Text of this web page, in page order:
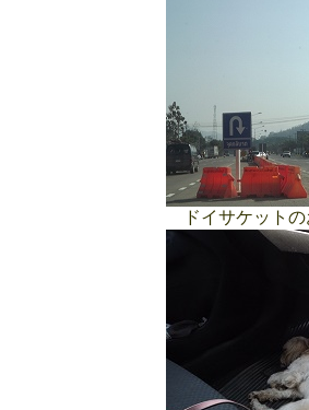
ドイサケットの